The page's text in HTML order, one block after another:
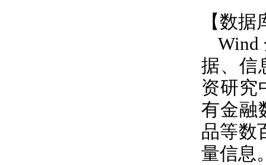
【数
Wind
据、信
资研究
有金融
品等数
量信息